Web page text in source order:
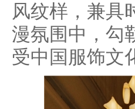
风纹样，兼具
漫氛围中，勾
受中国服饰文